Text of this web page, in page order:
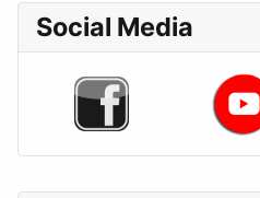
Social Media